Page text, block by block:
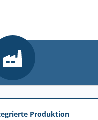
Produktion